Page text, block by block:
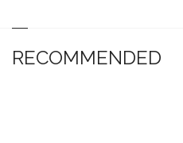
RECOMMENDED